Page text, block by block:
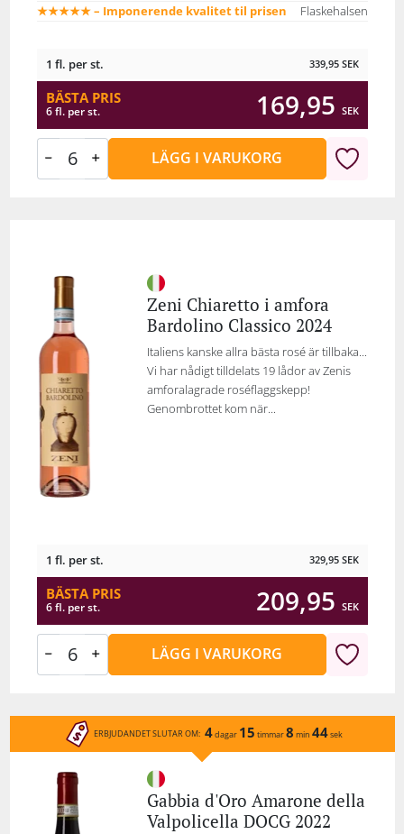
★★★★★ – Imponerende kvalitet til prisen
Flaskehalsen
1 fl. per st. 339,95 SEK
BÄSTA PRIS
6 fl. per st. 169,95 SEK
LÄGG I VARUKORG
Zeni Chiaretto i amfora
Bardolino Classico 2024
Italiens kanske allra bästa rosé är tillbaka...
Vi har nådigt tilldelats 19 lådor av Zenis
amforalagrade roséflaggskepp!
Genombrottet kom när...
1 fl. per st. 329,95 SEK
BÄSTA PRIS
6 fl. per st. 209,95 SEK
LÄGG I VARUKORG
ERBJUDANDET SLUTAR OM: 4dagar 15 timmar8 min 44sek
Gabbia d'Oro Amarone della
Valpolicella DOCG 2022